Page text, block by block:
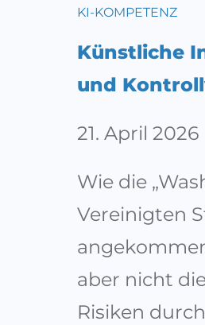
KI-KOMPETENZ
Künstliche
und
21. April 2026
Wie die
Vereinigten
aber nicht
Risiken